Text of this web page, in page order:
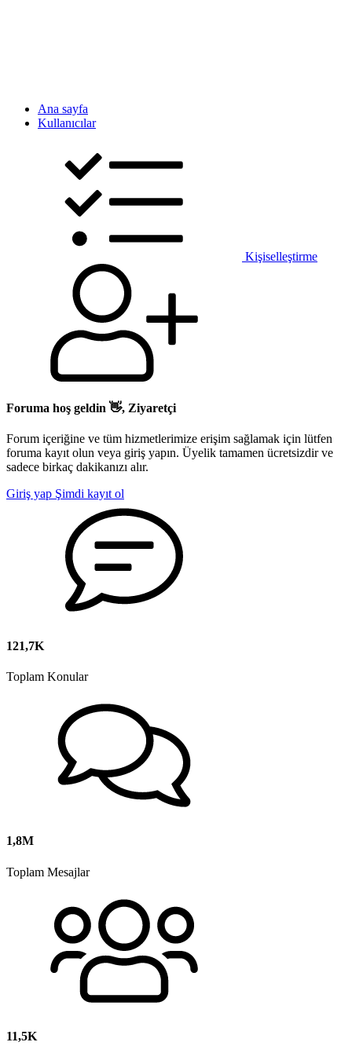
Ana sayfa
Kullanıcılar
Kişiselleştirme
Foruma hoş geldin 👋, Ziyaretçi
Forum içeriğine ve tüm hizmetlerimize erişim sağlamak için lütfen
foruma kayıt olun veya giriş yapın. Üyelik tamamen ücretsizdir ve
sadece birkaç dakikanızı alır.
Giriş yap Şimdi kayıt ol
121,7K
Toplam Konular
1,8M
Toplam Mesajlar
11,5K